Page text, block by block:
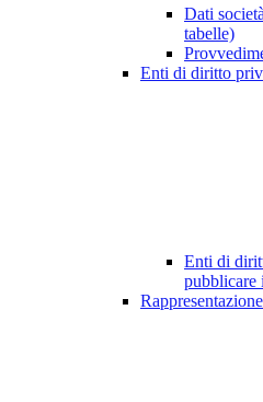
Dati
tabelle)
Enti di diritto
Enti di
pubblicare